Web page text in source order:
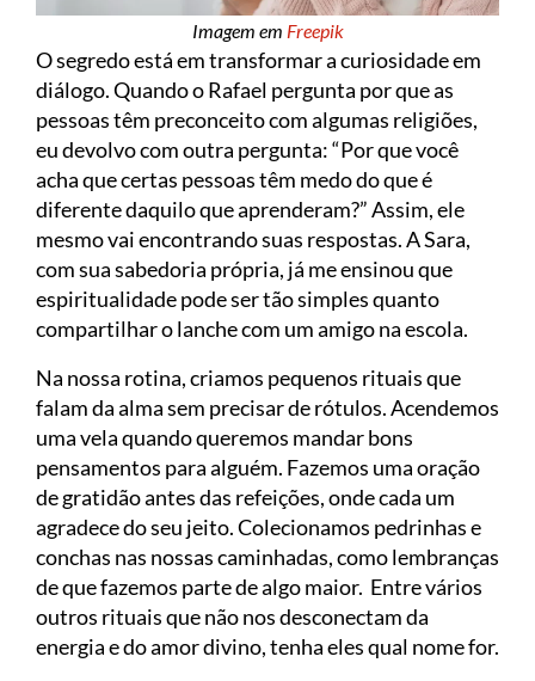
Imagem em Freepik
O segredo está em transformar a curiosidade em
diálogo. Quando o Rafael pergunta por que as
pessoas têm preconceito com algumas religiões,
eu devolvo com outra pergunta: “Por que você
acha que certas pessoas têm medo do que é
diferente daquilo que aprenderam?” Assim, ele
mesmo vai encontrando suas respostas. A Sara,
com sua sabedoria própria, já me ensinou que
espiritualidade pode ser tão simples quanto
compartilhar o lanche com um amigo na escola.
Na nossa rotina, criamos pequenos rituais que
falam da alma sem precisar de rótulos. Acendemos
uma vela quando queremos mandar bons
pensamentos para alguém. Fazemos uma oração
de gratidão antes das refeições, onde cada um
agradece do seu jeito. Colecionamos pedrinhas e
conchas nas nossas caminhadas, como lembranças
de que fazemos parte de algo maior. Entre vários
outros rituais que não nos desconectam da
energia e do amor divino, tenha eles qual nome for.